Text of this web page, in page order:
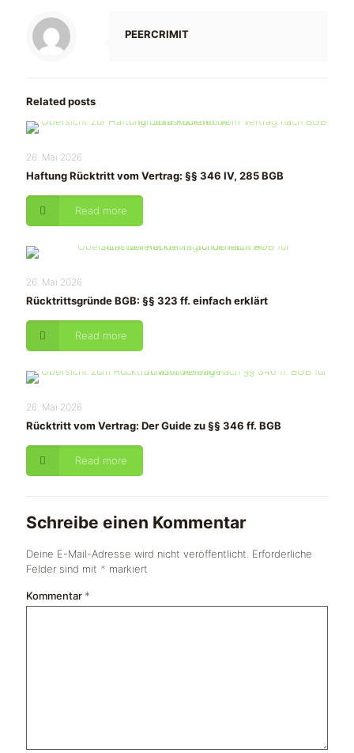
PEERCRIMIT
Related posts
26. Mai 2026
Haftung Rücktritt vom Vertrag: §§ 346 IV, 285 BGB
Read more
26. Mai 2026
Rücktrittsgründe BGB: §§ 323 ff. einfach erklärt
Read more
26. Mai 2026
Rücktritt vom Vertrag: Der Guide zu §§ 346 ff. BGB
Read more
Schreibe einen Kommentar
Deine E-Mail-Adresse wird nicht veröffentlicht. Erforderliche
Felder sind mit * markiert
Kommentar *